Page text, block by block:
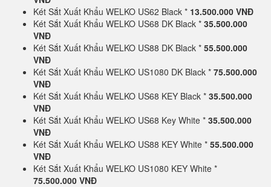
Két Sắt Xuất Khẩu WELKO US62 Black * 13.500.000 VNĐ
Két Sắt Xuất Khẩu WELKO US68 DK Black * 35.500.000
VNĐ
Két Sắt Xuất Khẩu WELKO US88 DK Black * 55.500.000
VNĐ
Két Sắt Xuất Khẩu WELKO US1080 DK Black * 75.500.000
VNĐ
Két Sắt Xuất Khẩu WELKO US68 KEY Black * 35.500.000
VNĐ
Két Sắt Xuất Khẩu WELKO US68 Key White * 35.500.000
VNĐ
Két Sắt Xuất Khẩu WELKO US88 KEY White * 55.500.000
VNĐ
Két Sắt Xuất Khẩu WELKO US1080 KEY White *
75.500.000 VNĐ